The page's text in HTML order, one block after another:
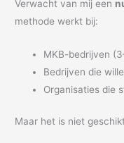
Verwacht van mij een
methode werkt bij:
MKB-bedrijven
Bedrijven die
Organisaties die
Maar het is niet